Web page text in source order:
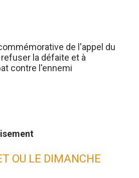
de l'appel du
la défaite et à
contre l'ennemi
OU LE DIMANCHE